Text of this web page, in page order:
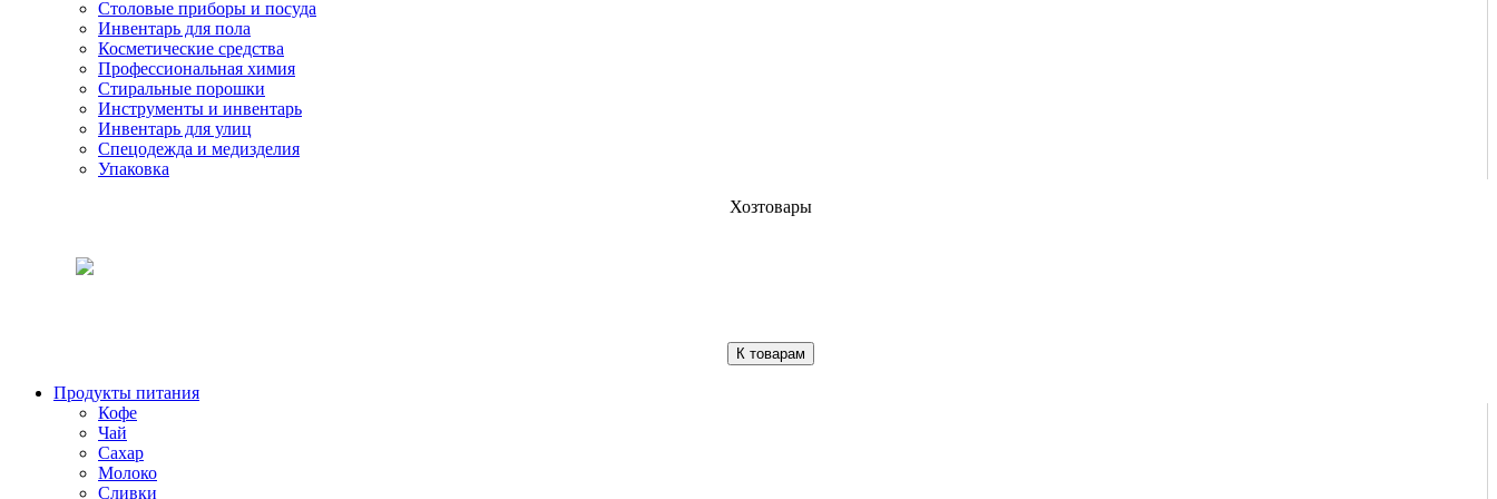
Столовые приборы и посуда
Инвентарь для пола
Косметические средства
Профессиональная химия
Стиральные порошки
Инструменты и инвентарь
Инвентарь для улиц
Спецодежда и медизделия
Упаковка
Хозтовары
К товарам
Продукты питания
Кофе
Чай
Сахар
Молоко
Сливки